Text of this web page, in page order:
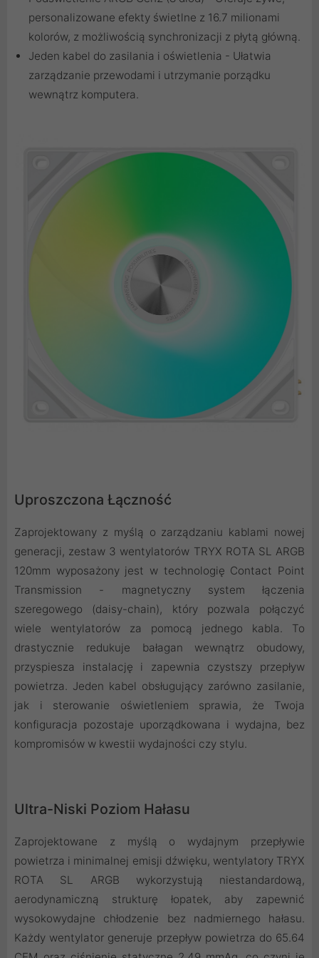
personalizowane efekty świetlne z 16.7 milionami
kolorów, z możliwością synchronizacji z płytą główną.
Jeden kabel do zasilania i oświetlenia - Ułatwia
zarządzanie przewodami i utrzymanie porządku
wewnątrz komputera.
Uproszczona Łączność
Zaprojektowany z myślą o zarządzaniu kablami nowej
generacji, zestaw 3 wentylatorów TRYX ROTA SL ARGB
120mm wyposażony jest w technologię Contact Point
Transmission - magnetyczny system łączenia
szeregowego (daisy-chain), który pozwala połączyć
wiele wentylatorów za pomocą jednego kabla. To
drastycznie redukuje bałagan wewnątrz obudowy,
przyspiesza instalację i zapewnia czystszy przepływ
powietrza. Jeden kabel obsługujący zarówno zasilanie,
jak i sterowanie oświetleniem sprawia, że Twoja
konfiguracja pozostaje uporządkowana i wydajna, bez
kompromisów w kwestii wydajności czy stylu.
Ultra-Niski Poziom Hałasu
Zaprojektowane z myślą o wydajnym przepływie
powietrza i minimalnej emisji dźwięku, wentylatory TRYX
ROTA SL ARGB wykorzystują niestandardową,
aerodynamiczną strukturę łopatek, aby zapewnić
wysokowydajne chłodzenie bez nadmiernego hałasu.
Każdy wentylator generuje przepływ powietrza do 65.64